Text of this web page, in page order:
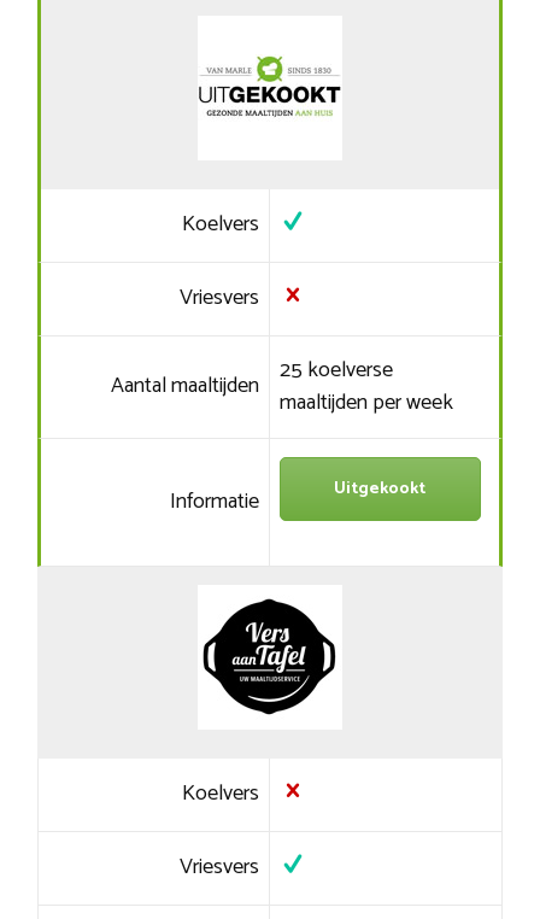
Koelvers
Vriesvers
Aantal maaltijden 25 koelverse
maaltijden per week
Informatie Uitgekookt
Koelvers
Vriesvers